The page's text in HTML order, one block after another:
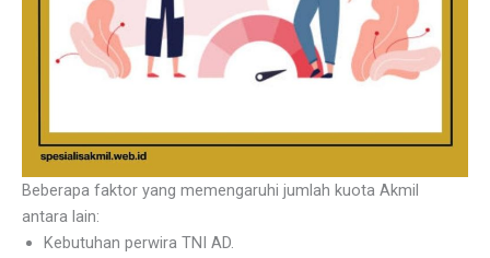
Beberapa faktor yang memengaruhi jumlah kuota Akmil
antara lain:
Kebutuhan perwira TNI AD.